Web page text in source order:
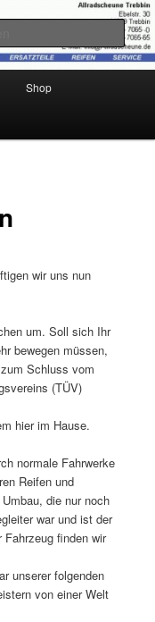
Shop
wir uns nun
um. Soll sich Ihr
bewegen müssen,
Schluss vom
(TÜV)
hier im Hause.
normale Fahrwerke
Reifen und
die nur noch
war und ist der
finden wir
unserer folgenden
von einer Welt